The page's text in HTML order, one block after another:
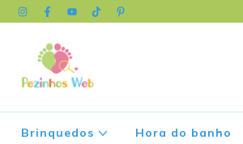
Brinquedos Hora do banho